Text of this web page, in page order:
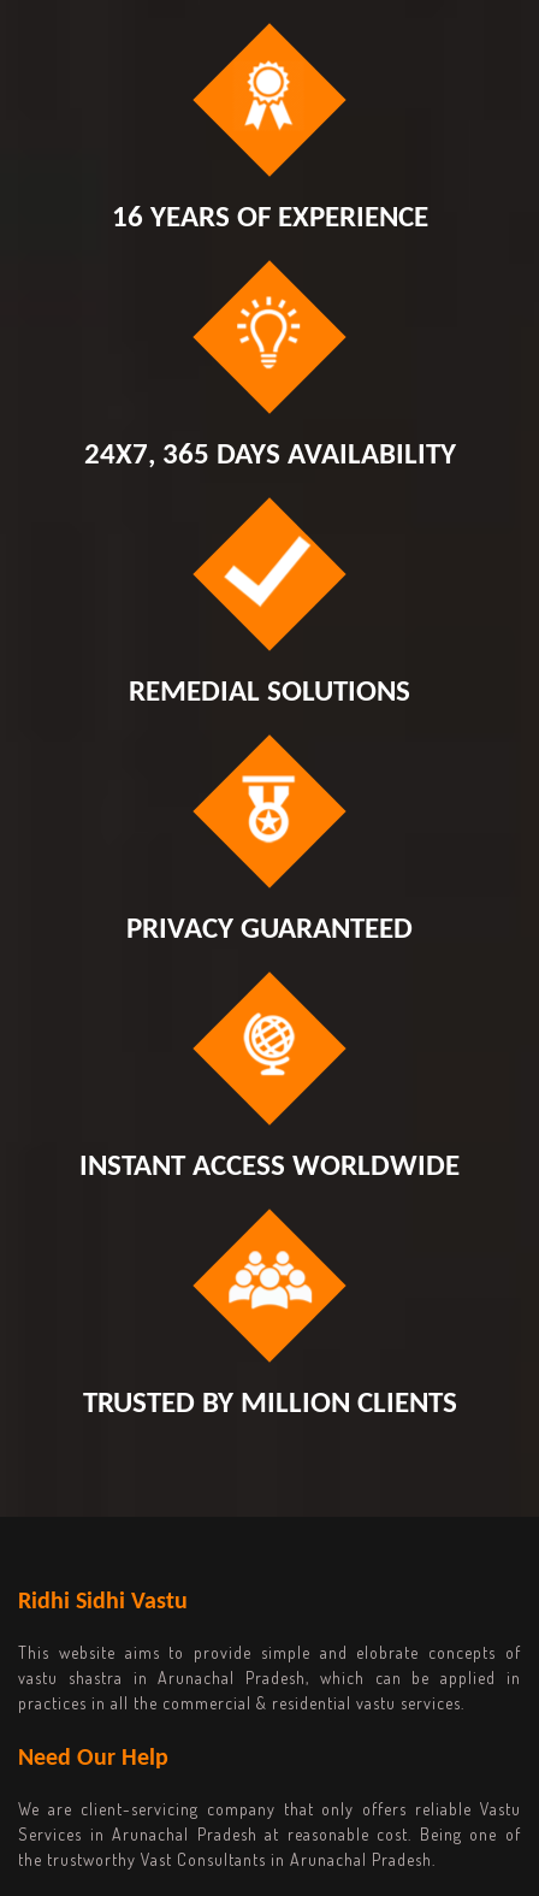
16 YEARS OF EXPERIENCE
24X7, 365 DAYS AVAILABILITY
REMEDIAL SOLUTIONS
PRIVACY GUARANTEED
INSTANT ACCESS WORLDWIDE
TRUSTED BY MILLION CLIENTS
Ridhi Sidhi Vastu
This website aims to provide simple and elobrate concepts of
vastu shastra in Arunachal Pradesh, which can be applied in
practices in all the commercial & residential vastu services.
Need Our Help
We are client-servicing company that only offers reliable Vastu
Services in Arunachal Pradesh at reasonable cost. Being one of
the trustworthy Vast Consultants in Arunachal Pradesh.